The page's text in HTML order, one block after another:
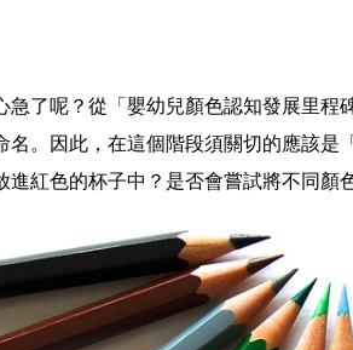
急了呢？從「嬰幼兒顏色認知發展里程
名。因此，在這個階段須關切的應該是
進紅色的杯子中？是否會嘗試將不同顏